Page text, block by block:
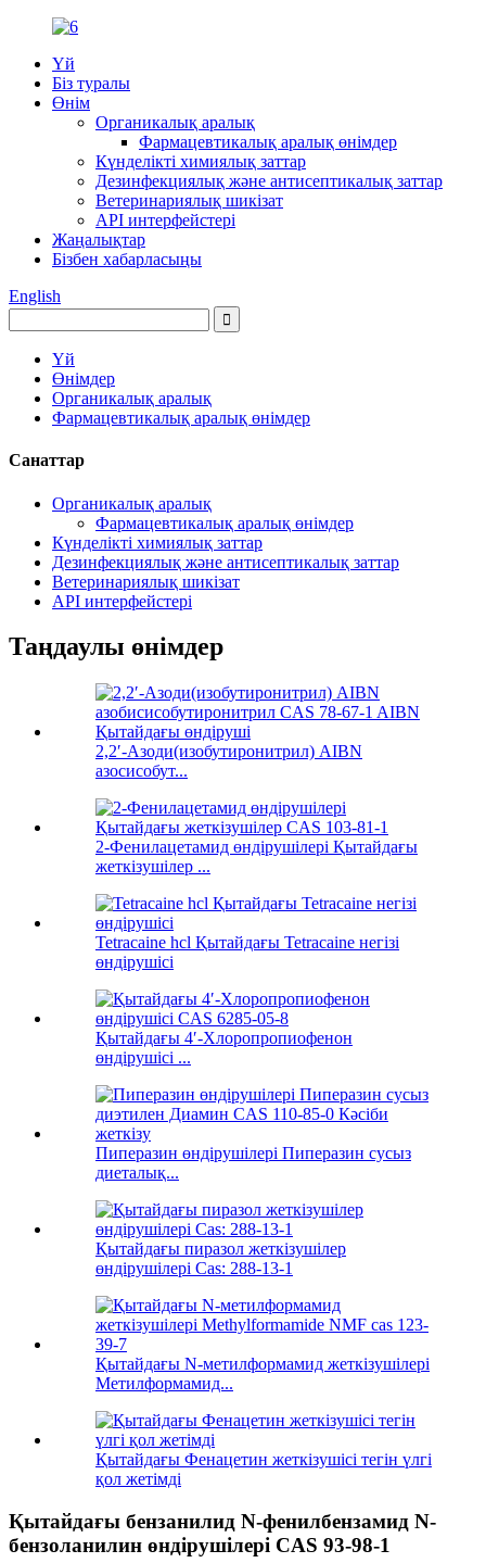
Үй
Біз туралы
Өнім
Органикалық аралық
Фармацевтикалық аралық өнімдер
Күнделікті химиялық заттар
Дезинфекциялық және антисептикалық заттар
Ветеринариялық шикізат
API интерфейстері
Жаңалықтар
Бізбен хабарласыңы
English
Үй
Өнімдер
Органикалық аралық
Фармацевтикалық аралық өнімдер
Санаттар
Органикалық аралық
Фармацевтикалық аралық өнімдер
Күнделікті химиялық заттар
Дезинфекциялық және антисептикалық заттар
Ветеринариялық шикізат
API интерфейстері
Таңдаулы өнімдер
2,2′-Азоди(изобутиронитрил) AIBN
азосисобут...
2-Фенилацетамид өндірушілері Қытайдағы
жеткізушілер ...
Tetracaine hcl Қытайдағы Tetracaine негізі
өндірушісі
Қытайдағы 4′-Хлоропропиофенон
өндірушісі ...
Пиперазин өндірушілері Пиперазин сусыз
диеталық...
Қытайдағы пиразол жеткізушілер
өндірушілері Cas: 288-13-1
Қытайдағы N-метилформамид жеткізушілері
Метилформамид...
Қытайдағы Фенацетин жеткізушісі тегін үлгі
қол жетімді
Қытайдағы бензанилид N-фенилбензамид N-
бензоланилин өндірушілері CAS 93-98-1